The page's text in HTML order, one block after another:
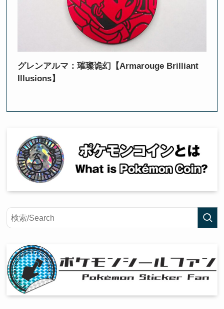
グレンアルマ：璀璨诡幻【Armarouge Brilliant
Illusions】